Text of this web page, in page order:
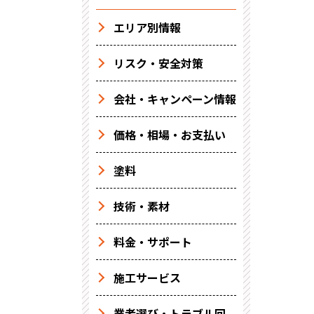
エリア別情報
リスク・安全対策
会社・キャンペーン情報
価格・相場・お支払い
塗料
技術・素材
料金・サポート
施工サービス